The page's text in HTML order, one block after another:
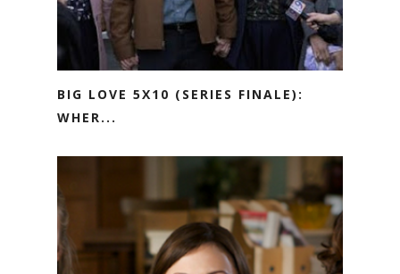
BIG LOVE 5X10 (SERIES FINALE):
WHER...